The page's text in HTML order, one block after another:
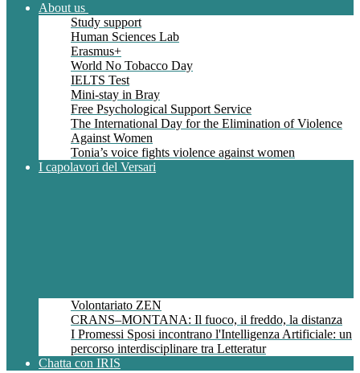
About us
Study support
Human Sciences Lab
Erasmus+
World No Tobacco Day
IELTS Test
Mini-stay in Bray
Free Psychological Support Service
The International Day for the Elimination of Violence
Against Women
Tonia’s voice fights violence against women
I capolavori del Versari
Volontariato ZEN
CRANS–MONTANA: Il fuoco, il freddo, la distanza
I Promessi Sposi incontrano l'Intelligenza Artificiale: un
percorso interdisciplinare tra Letteratur
Chatta con IRIS